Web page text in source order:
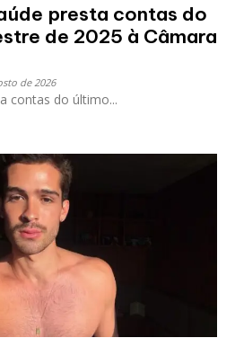
presta contas do
de 2025 à Câmara
de 2026
contas do último...